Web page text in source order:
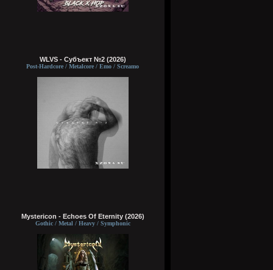
WLVS - Субъект №2 (2026)
Post-Hardcore / Metalcore / Emo / Screamo
Mystericon - Echoes Of Eternity (2026)
Gothic / Metal / Heavy / Symphonic